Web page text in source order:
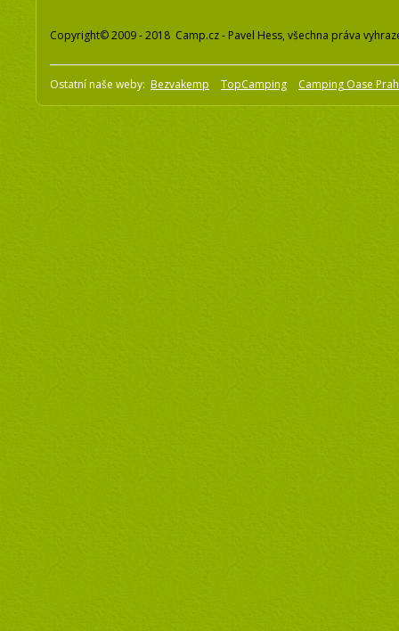
Copyright© 2009 - 2018 Camp.cz - Pavel Hess, všechna práva
Ostatní naše weby: Bezvakemp TopCamping Camping Oase